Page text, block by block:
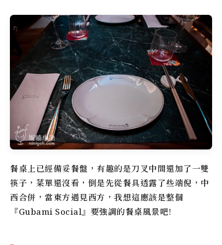
餐桌上已經備妥餐盤，有趣的是刀叉中間還加了一雙
筷子，菜單還沒看，倒是先從餐具透露了些端倪，中
西合併，當東方遇見西方，我想這應該是整個
『Gubami Social』要強調的餐桌風景吧!